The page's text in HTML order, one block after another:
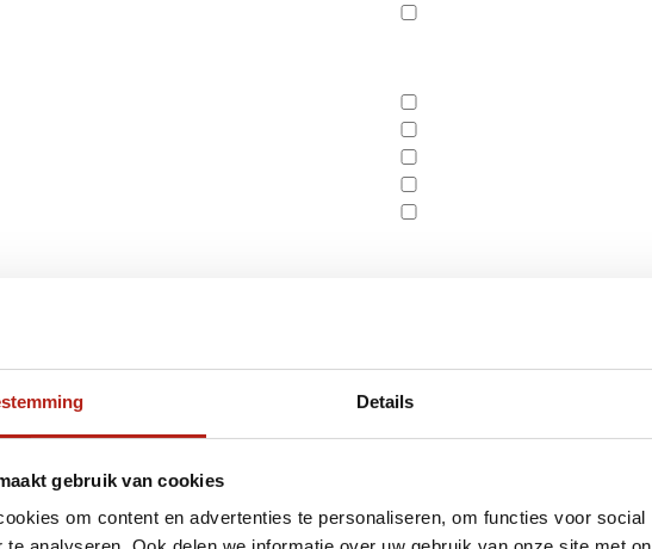
Details
gebruik van cookies
om content en advertenties te personaliseren, om functies voor
met 50m